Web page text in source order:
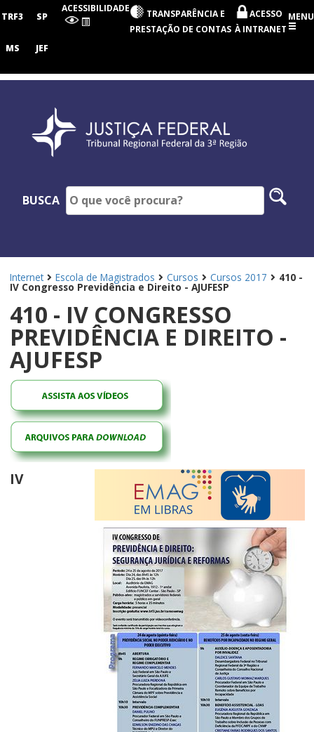
Regional
3ª
TRF3 SP
MS JEF
ACESSIBILIDADE
TRANSPARÊNCIA E
PRESTAÇÃO DE CONTAS
ACESSO
À INTRANET
MENU
BUSCA
Internet Escola de Magistrados Cursos Cursos 2017 410 -
IV Congresso Previdência e Direito - AJUFESP
410 - IV CONGRESSO
PREVIDÊNCIA E DIREITO -
AJUFESP
IV